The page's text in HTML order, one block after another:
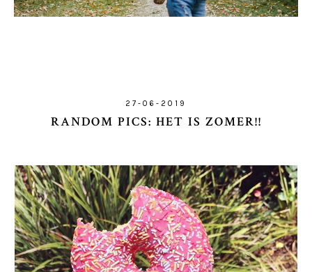
27-06-2019
RANDOM PICS: HET IS ZOMER!!